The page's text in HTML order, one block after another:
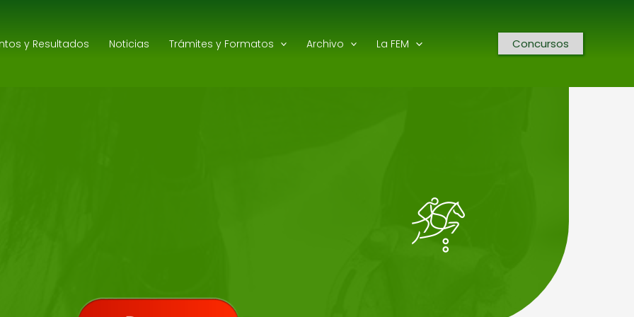
y Resultados Noticias Trámites y Formatos Archivo La FEM Concursos